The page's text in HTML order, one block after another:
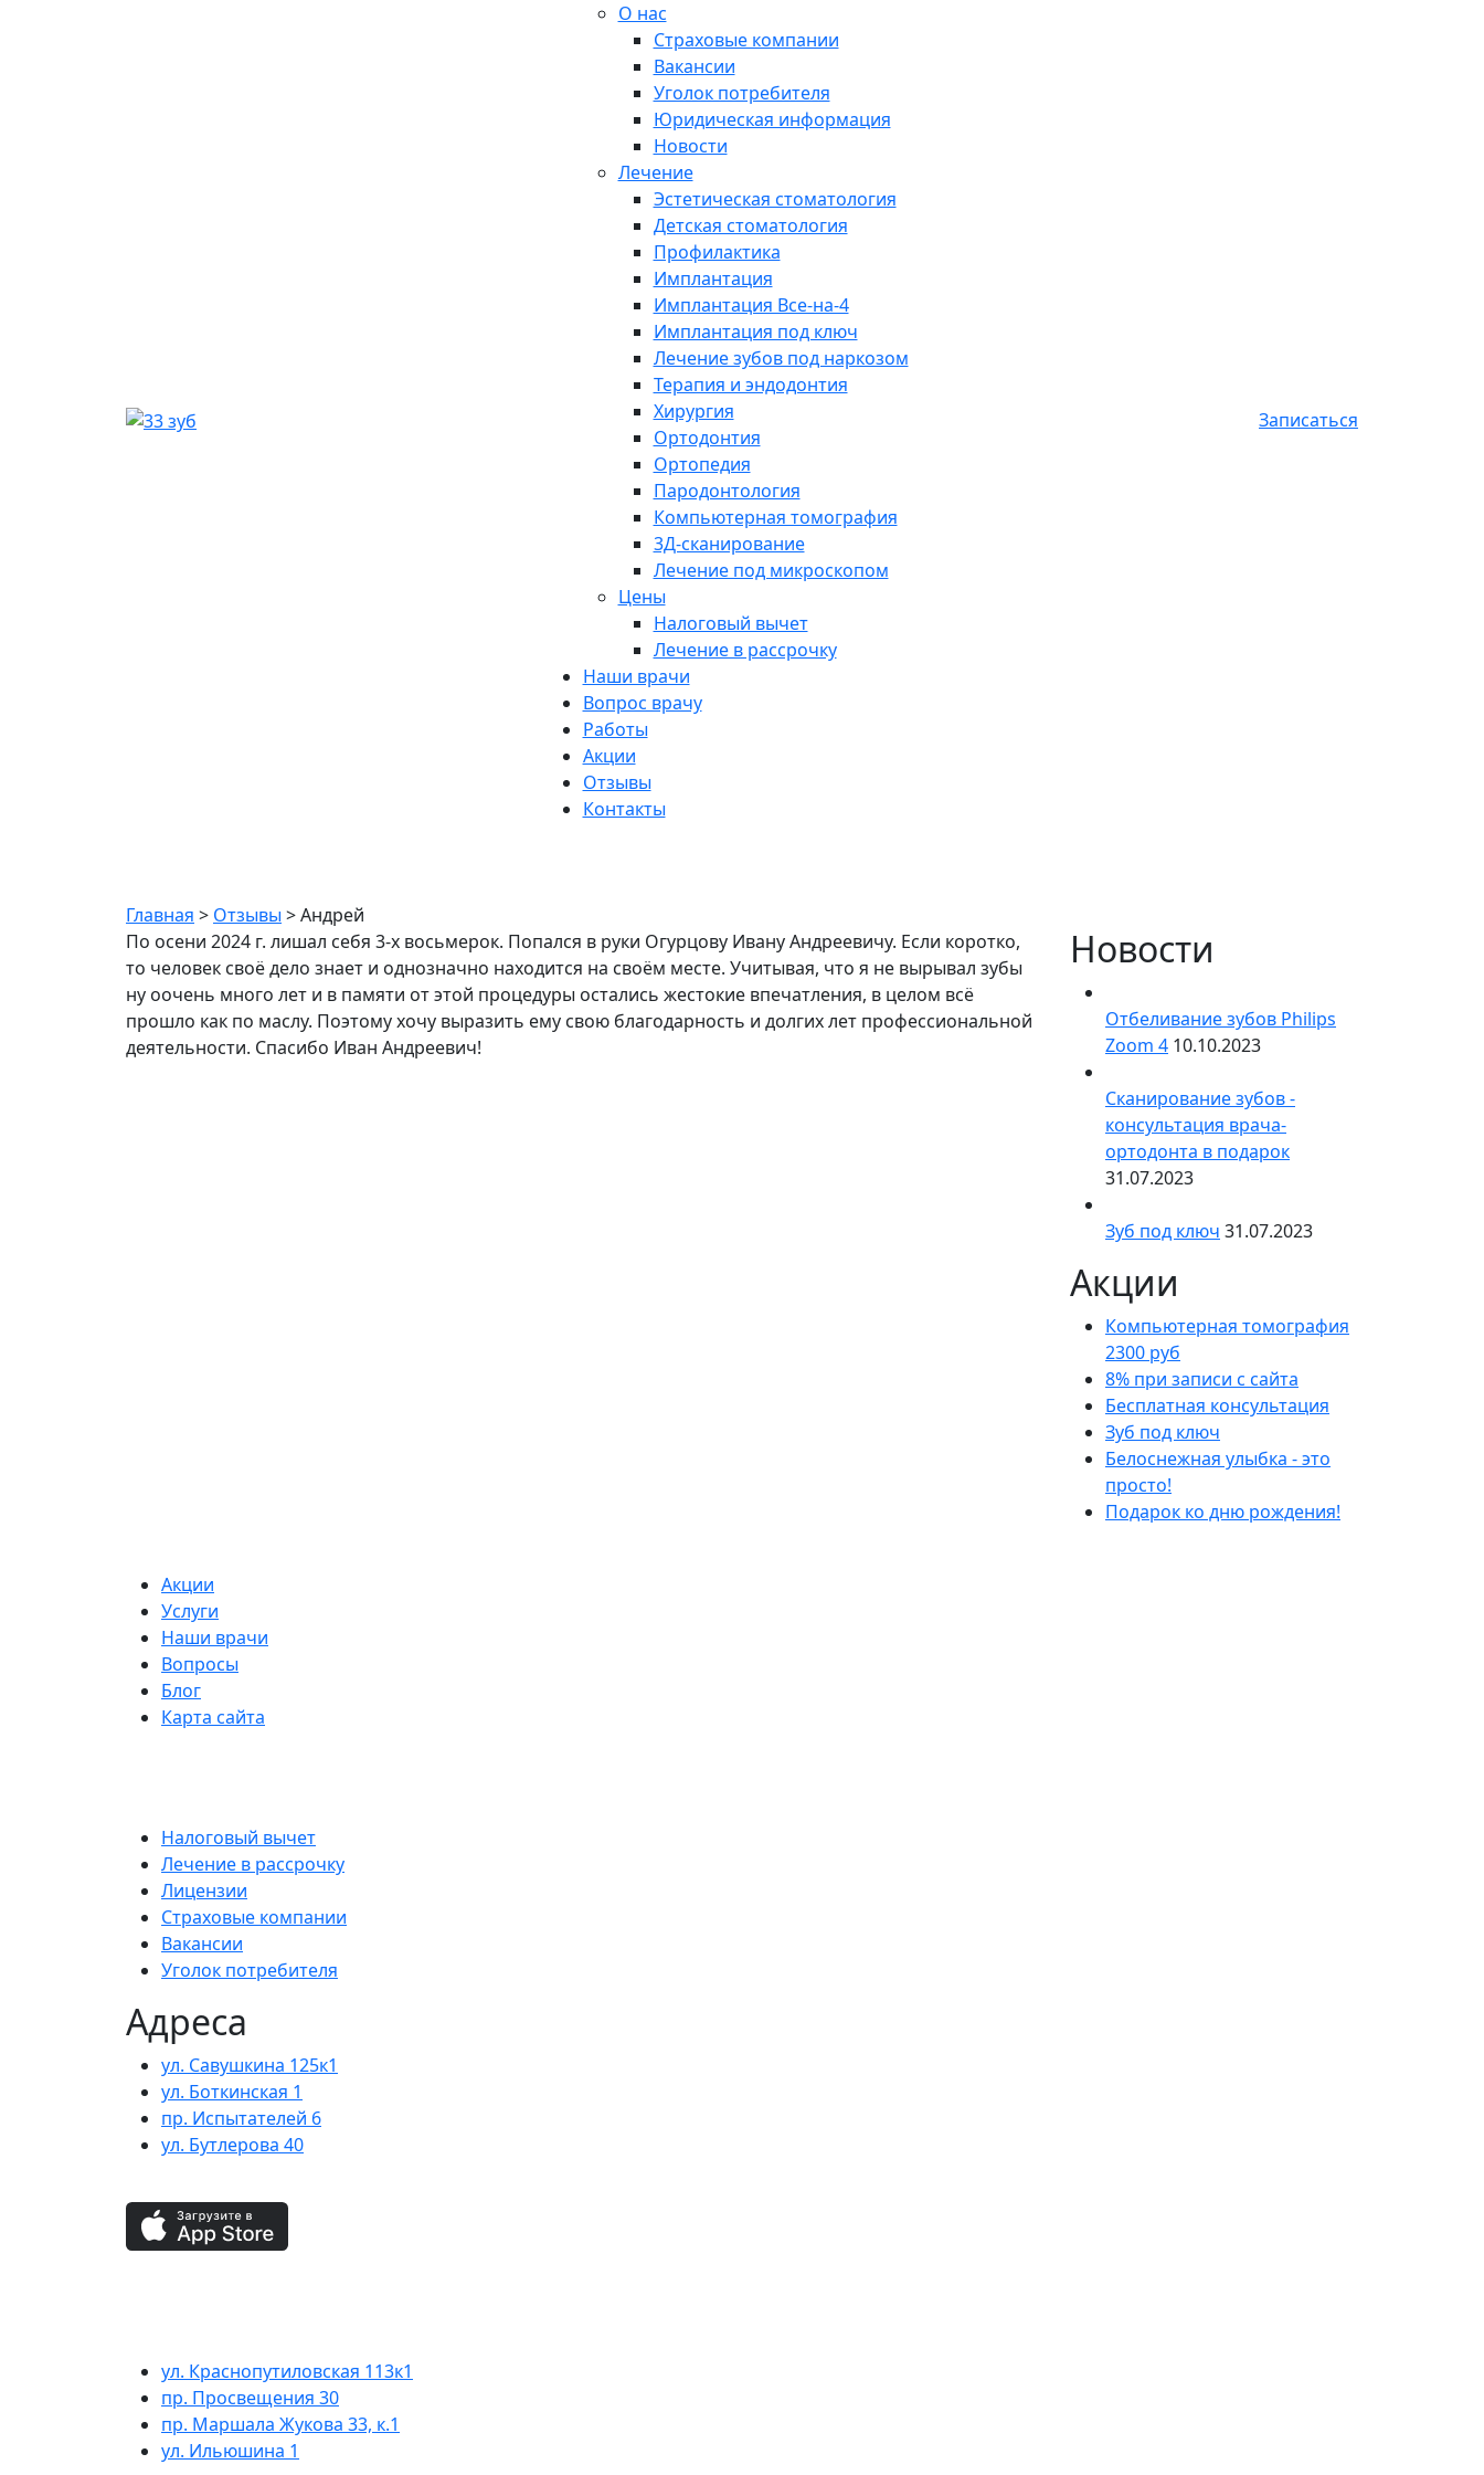
О нас
Страховые компании
Вакансии
Уголок потребителя
Юридическая информация
Новости
Лечение
Эстетическая стоматология
Детская стоматология
Профилактика
Имплантация
Имплантация Все-на-4
Имплантация под ключ
Лечение зубов под наркозом
Терапия и эндодонтия
Хирургия
Ортодонтия
Ортопедия
Пародонтология
Компьютерная томография
3Д-сканирование
Лечение под микроскопом
Цены
Налоговый вычет
Лечение в рассрочку
Наши врачи
Вопрос врачу
Работы
Акции
Отзывы
Контакты
Записаться
Главная > Отзывы >Андрей
По осени 2024 г. лишал себя 3-х восьмерок. Попался в руки Огурцову Ивану Андреевичу. Если коротко,
то человек своё дело знает и однозначно находится на своём месте. Учитывая, что я не вырывал зубы
ну оочень много лет и в памяти от этой процедуры остались жестокие впечатления, в целом всё
прошло как по маслу. Поэтому хочу выразить ему свою благодарность и долгих лет профессиональной
деятельности. Спасибо Иван Андреевич!
Новости
Отбеливание зубов Philips
Zoom 4 10.10.2023
Сканирование зубов -
консультация врача-
ортодонта в подарок
31.07.2023
Зуб под ключ 31.07.2023
Акции
Компьютерная томография
2300 руб
8% при записи с сайта
Бесплатная консультация
Зуб под ключ
Белоснежная улыбка - это
просто!
Подарок ко дню рождения!
Акции
Услуги
Наши врачи
Вопросы
Блог
Карта сайта
Налоговый вычет
Лечение в рассрочку
Лицензии
Страховые компании
Вакансии
Уголок потребителя
Адреса
ул. Савушкина 125к1
ул. Боткинская 1
пр. Испытателей 6
ул. Бутлерова 40
ул. Краснопутиловская 113к1
пр. Просвещения 30
пр. Маршала Жукова 33, к.1
ул. Ильюшина 1